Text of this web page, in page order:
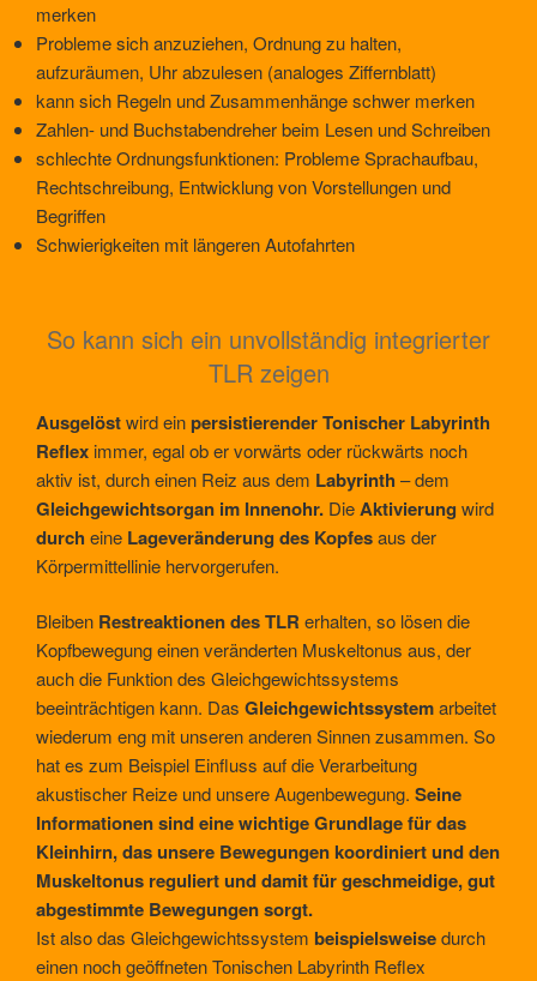
merken
Probleme sich anzuziehen, Ordnung zu halten,
aufzuräumen, Uhr abzulesen (analoges Ziffernblatt)
kann sich Regeln und Zusammenhänge schwer merken
Zahlen- und Buchstabendreher beim Lesen und Schreiben
schlechte Ordnungsfunktionen: Probleme Sprachaufbau,
Rechtschreibung, Entwicklung von Vorstellungen und
Begriffen
Schwierigkeiten mit längeren Autofahrten
So kann sich ein unvollständig integrierter
TLR zeigen
Ausgelöstwird einpersistierender Tonischer Labyrinth
Reflex immer, egal ob er vorwärts oder rückwärts noch
aktiv ist, durch einen Reiz aus dem Labyrinth – dem
Gleichgewichtsorgan im Innenohr. DieAktivierung wird
durch eine Lageveränderung des Kopfesaus der
Körpermittellinie hervorgerufen.
Bleiben Restreaktionen des TLR erhalten, so lösen die
Kopfbewegung einen veränderten Muskeltonus aus, der
auch die Funktion des Gleichgewichtssystems
beeinträchtigen kann. Das Gleichgewichtssystemarbeitet
wiederum eng mit unseren anderen Sinnen zusammen. So
hat es zum Beispiel Einfluss auf die Verarbeitung
akustischer Reize und unsere Augenbewegung. Seine
Informationen sind eine wichtige Grundlage für das
Kleinhirn, das unsere Bewegungen koordiniert und den
Muskeltonus reguliert und damit für geschmeidige, gut
abgestimmte Bewegungen sorgt.
Ist also das Gleichgewichtssystem beispielsweisedurch
einen noch geöffneten Tonischen Labyrinth Reflex